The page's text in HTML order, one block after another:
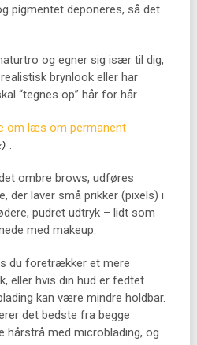
pigmentet deponeres, så det
og egner sig især til dig,
brynlook eller har
“tegnes op” hår for hår.
om læs om permanent
.
ombre brows, udføres
der laver små prikker (pixels) i
pudret udtryk – lidt som
med makeup.
du foretrækker et mere
eller hvis din hud er fedtet
kan være mindre holdbar.
det bedste fra begge
hårstrå med microblading, og